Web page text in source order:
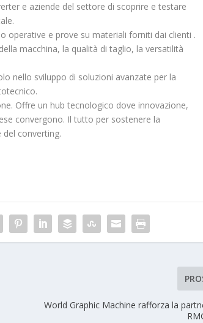
e aziende del settore di scoprire e testare
operative e prove su materiali forniti dai clienti .
macchina, la qualità di taglio, la versatilità
nello sviluppo di soluzioni avanzate per la
Offre un hub tecnologico dove innovazione,
convergono. Il tutto per sostenere la
converting.
World Graphic Machine rafforza la